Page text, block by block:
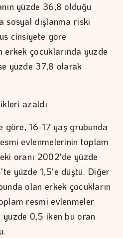
yüzde 36,8 olduğu
sosyal dışlanma riski
cinsiyete göre
erkek çocuklarında yüzde
yüzde 37,8 olarak
azaldı
göre, 16-17 yaş grubunda
evlenmelerinin toplam
oranı 2002'de yüzde
yüzde 1,5'e düştü. Diğer
olan erkek çocukların
resmi evlenmeler
0,5 iken bu oran